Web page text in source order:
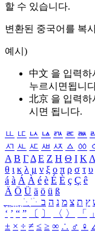
할 수 있습니다.
변환된 중국어를 복
예시)
中文 을 입력하
누르시면됩니
北京 을 입력하
시면 됩니다.
ㅥ ㅦ ㅧ ㅨ ㅩ ㅪ ㅫ
ㅺ ㅻ ㅼ ㅽ ㅾ ㅿ ㆀ
Α Β ΓΔ Ε Ζ Η Θ Ι Κ
θ ι κ λ μ ν ξ ο π ρ σ τ υ
á à Á À é è É È ç Ç ê
Ä Ö Ü ä ö ü ß
ִֶֹ ֻּ ׁׂ ץ ת צ מ נ ה ב
‘ ’ “ ” 〔 〕 〈 〉 「 」
± × ÷ ≠ ≤ ≥ ∞ ∴ ♂ ♀